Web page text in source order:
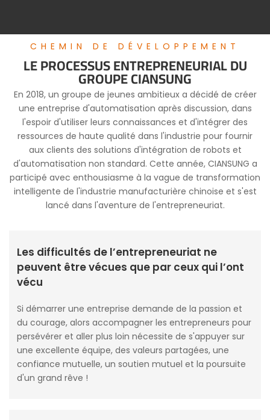
CHEMIN DE DÉVELOPPEMENT
LE PROCESSUS ENTREPRENEURIAL DU
GROUPE CIANSUNG
En 2018, un groupe de jeunes ambitieux a décidé de créer
une entreprise d'automatisation après discussion, dans
l'espoir d'utiliser leurs connaissances et d'intégrer des
ressources de haute qualité dans l'industrie pour fournir
aux clients des solutions d'intégration de robots et
d'automatisation non standard. Cette année, CIANSUNG a
participé avec enthousiasme à la vague de transformation
intelligente de l'industrie manufacturière chinoise et s'est
lancé dans l'aventure de l'entrepreneuriat.
Les difficultés de l’entrepreneuriat ne
peuvent être vécues que par ceux qui l’ont
vécu
Si démarrer une entreprise demande de la passion et
du courage, alors accompagner les entrepreneurs pour
persévérer et aller plus loin nécessite de s'appuyer sur
une excellente équipe, des valeurs partagées, une
confiance mutuelle, un soutien mutuel et la poursuite
d'un grand rêve !